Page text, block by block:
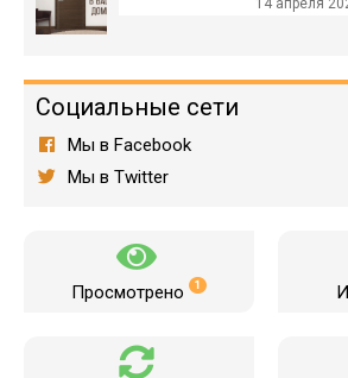
14 апреля
Социальные сети
Мы в Facebook
Мы в Twitter
Просмотрено 1